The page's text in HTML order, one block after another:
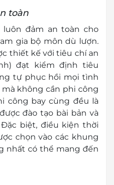
toàn
luôn đảm an toàn cho
gia bộ môn dù lượn.
thiết kế với tiêu chí an
đạt kiểm định tiêu
tự phục hồi mọi tình
không cần phi công
công bay cùng đều là
đào tạo bài bản và
biệt, điều kiện thời
chọn vào các khung
nhất có thể mang đến